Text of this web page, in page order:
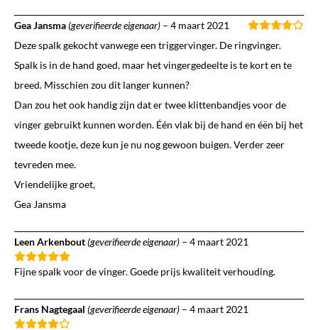
Gea Jansma(geverifieerde eigenaar) – 4 maart 2021
Deze spalk gekocht vanwege een triggervinger. De ringvinger.
Spalk is in de hand goed, maar het vingergedeelte is te kort en te
breed. Misschien zou dit langer kunnen?
Dan zou het ook handig zijn dat er twee klittenbandjes voor de
vinger gebruikt kunnen worden. Één vlak bij de hand en éën bij het
tweede kootje, deze kun je nu nog gewoon buigen. Verder zeer
tevreden mee.
Vriendelijke groet,
Gea Jansma
Leen Arkenbout(geverifieerde eigenaar) – 4 maart 2021
Fijne spalk voor de vinger. Goede prijs kwaliteit verhouding.
Frans Nagtegaal (geverifieerde eigenaar) – 4 maart 2021